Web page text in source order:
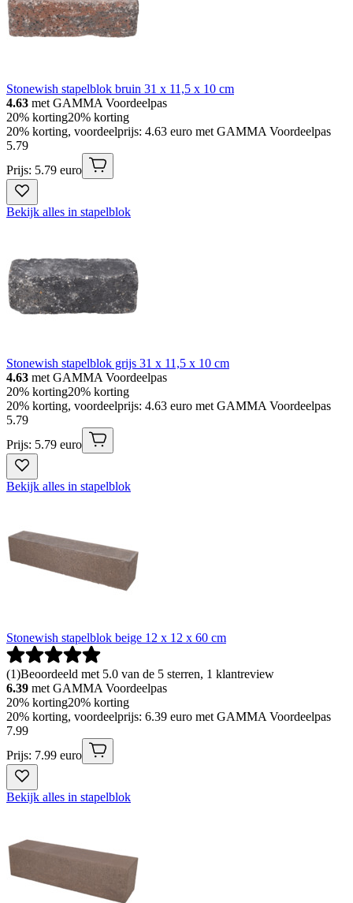
Stonewish stapelblok bruin 31 x 11,5 x 10 cm
4.63 met GAMMA Voordeelpas
20% korting20% korting
20% korting, voordeelprijs: 4.63 euro met GAMMA Voordeelpas
5.79
Prijs: 5.79 euro
Bekijk alles in stapelblok
Stonewish stapelblok grijs 31 x 11,5 x 10 cm
4.63 met GAMMA Voordeelpas
20% korting20% korting
20% korting, voordeelprijs: 4.63 euro met GAMMA Voordeelpas
5.79
Prijs: 5.79 euro
Bekijk alles in stapelblok
Stonewish stapelblok beige 12 x 12 x 60 cm
(1)Beoordeeld met 5.0 van de 5 sterren, 1 klantreview
6.39 met GAMMA Voordeelpas
20% korting20% korting
20% korting, voordeelprijs: 6.39 euro met GAMMA Voordeelpas
7.99
Prijs: 7.99 euro
Bekijk alles in stapelblok